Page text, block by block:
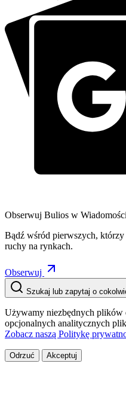
Obserwuj Bulios w
Bądź wśród pierwszych,
ruchy na rynkach.
Obserwuj
Szukaj lub zapytaj o
Używamy niezbędnych plików
opcjonalnych analitycznych
Zobacz naszą Politykę
Odrzuć Akceptuj